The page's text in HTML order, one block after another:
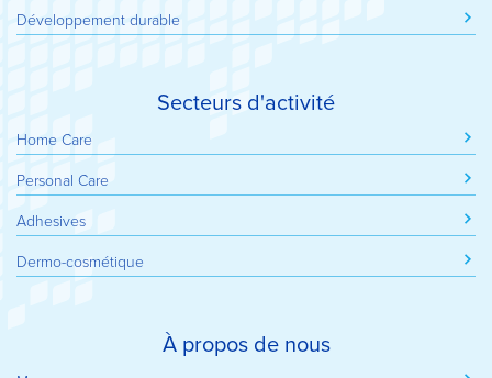
Développement durable
Secteurs d'activité
Home Care
Personal Care
Adhesives
Dermo-cosmétique
À propos de nous